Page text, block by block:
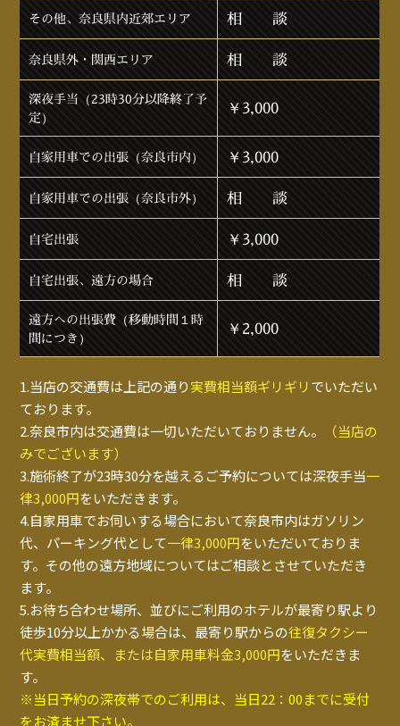
その他、奈良県内近郊エリア 相 談
奈良県外・関西エリア 相 談
深夜手当（23時30分以降終了予
定）
￥3,000
自家用車での出張（奈良市内） ￥3,000
自家用車での出張（奈良市外） 相 談
自宅出張 ￥3,000
自宅出張、遠方の場合 相 談
遠方への出張費（移動時間１時
間につき）
￥2,000
1.当店の交通費は上記の通り実費相当額ギリギリでいただい
ております。
2.奈良市内は交通費は一切いただいておりません。
（当店の
みでございます）
3.施術終了が23時30分を越えるご予約については深夜手当一
律3,000円をいただきます。
4.自家用車でお伺いする場合において奈良市内はガソリン
代、パーキング代として一律3,000円をいただいておりま
す。その他の遠方地域についてはご相談とさせていただき
ます。
5.お待ち合わせ場所、並びにご利用のホテルが最寄り駅より
徒歩10分以上かかる場合は、最寄り駅からの往復タクシー
代実費相当額、または自家用車料金3,000円をいただきま
す。
※当日予約の深夜帯でのご利用は、当日22：00までに受付
をお済ませ下さい。